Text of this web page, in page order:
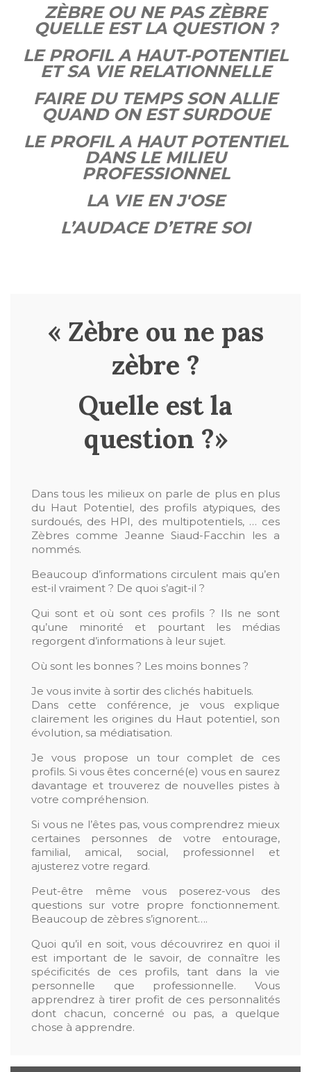
ZÈBRE OU NE PAS ZÈBRE
QUELLE EST LA QUESTION ?
LE PROFIL A HAUT-POTENTIEL
ET SA VIE RELATIONNELLE
FAIRE DU TEMPS SON ALLIE
QUAND ON EST SURDOUE
LE PROFIL A HAUT POTENTIEL
DANS LE MILIEU
PROFESSIONNEL
LA VIE EN J'OSE
L’AUDACE D’ETRE SOI
« Zèbre ou ne pas
zèbre ?
Quelle est la
question ?»
Dans tous les milieux on parle de plus en plus
du Haut Potentiel, des profils atypiques, des
surdoués, des HPI, des multipotentiels, … ces
Zèbres comme Jeanne Siaud-Facchin les a
nommés.
Beaucoup d’informations circulent mais qu’en
est-il vraiment ? De quoi s’agit-il ?
Qui sont et où sont ces profils ? Ils ne sont
qu’une minorité et pourtant les médias
regorgent d’informations à leur sujet.
Où sont les bonnes ? Les moins bonnes ?
Je vous invite à sortir des clichés habituels.
Dans cette conférence, je vous explique
clairement les origines du Haut potentiel, son
évolution, sa médiatisation.
Je vous propose un tour complet de ces
profils. Si vous êtes concerné(e) vous en saurez
davantage et trouverez de nouvelles pistes à
votre compréhension.
Si vous ne l’êtes pas, vous comprendrez mieux
certaines personnes de votre entourage,
familial, amical, social, professionnel et
ajusterez votre regard.
Peut-être même vous poserez-vous des
questions sur votre propre fonctionnement.
Beaucoup de zèbres s’ignorent….
Quoi qu’il en soit, vous découvrirez en quoi il
est important de le savoir, de connaître les
spécificités de ces profils, tant dans la vie
personnelle que professionnelle. Vous
apprendrez à tirer profit de ces personnalités
dont chacun, concerné ou pas, a quelque
chose à apprendre.